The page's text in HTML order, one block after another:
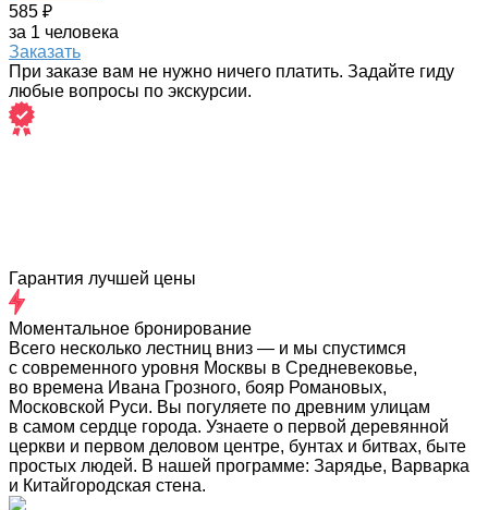
585 ₽
за 1 человека
Заказать
При заказе вам не нужно ничего платить. Задайте гиду
любые вопросы по экскурсии.
Гарантия лучшей цены
Моментальное бронирование
Всего несколько лестниц вниз — и мы спустимся
с современного уровня Москвы в Средневековье,
во времена Ивана Грозного, бояр Романовых,
Московской Руси. Вы погуляете по древним улицам
в самом сердце города. Узнаете о первой деревянной
церкви и первом деловом центре, бунтах и битвах, быте
простых людей. В нашей программе: Зарядье, Варварка
и Китайгородская стена.